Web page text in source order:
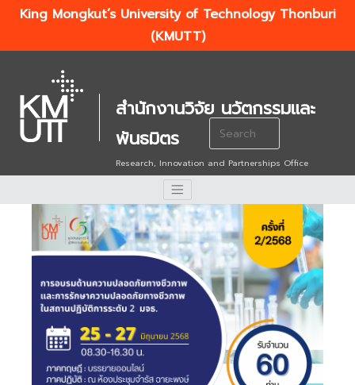
King Mongkut’s University of Technology Thonburi
(KMUTT)
สำนักงานวิจัย นวัตกรรมและ
พันธมิตร
Research, Innovation and Partnerships Office
Search
for: